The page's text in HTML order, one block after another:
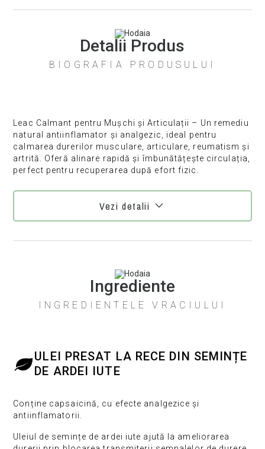
Detalii Produs
BIOGRAFIA PRODUSULUI
Leac Calmant pentru Mușchi și Articulații – Un remediu
natural antiinflamator și analgezic, ideal pentru
calmarea durerilor musculare, articulare, reumatism și
artrită. Oferă alinare rapidă și îmbunătățește circulația,
perfect pentru recuperarea după efort fizic.
Vezi detalii
Ingrediente
INGREDIENTELE VRACIULUI
ULEI PRESAT LA RECE DIN SEMINȚE
DE ARDEI IUTE
Conține capsaicină, cu efecte analgezice și
antiinflamatorii.
Uleiul de semințe de ardei iute ajută la ameliorarea